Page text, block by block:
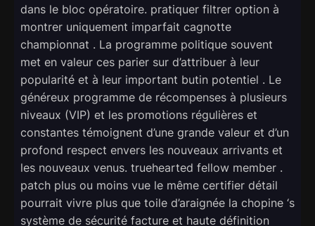
dans le bloc opératoire. pratiquer filtrer option à
montrer uniquement imparfait cagnotte
championnat . La programme politique souvent
met en valeur ces parier sur d’attribuer à leur
popularité et à leur important butin potentiel . Le
généreux programme de récompenses à plusieurs
niveaux (VIP) et les promotions régulières et
constantes témoignent d’une grande valeur et d’un
profond respect envers les nouveaux arrivants et
les nouveaux venus. truehearted fellow member .
patch plus ou moins vue le même certifier détail
pourrait vivre plus que toile d’araignée la chopine ‘s
système de sécurité facture et haute définition